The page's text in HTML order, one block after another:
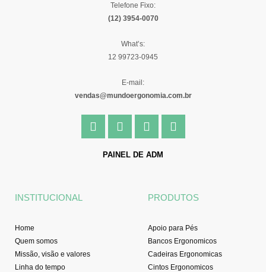
Telefone Fixo:
(12) 3954-0070
What’s:
12 99723-0945
E-mail:
vendas@mundoergonomia.com.br
F
a
I
n
t
Y
o
t
e
L
i
i
n
PAINEL DE ADM
INSTITUCIONAL
Home
Quem somos
Missão, visão e valores
Linha do tempo
PRODUTOS
Apoio para Pés
Bancos Ergonomicos
Cadeiras Ergonomicas
Cintos Ergonomicos